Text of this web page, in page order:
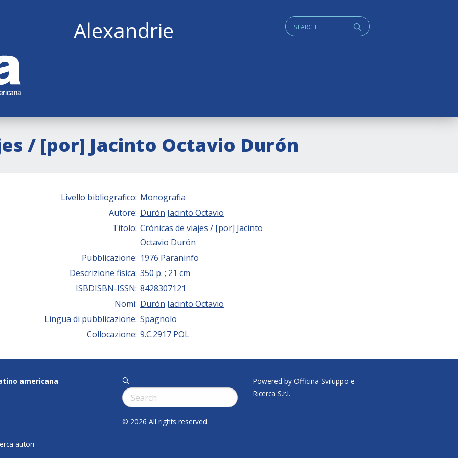
Alexandrie q
Cerca:
/ [por] Jacinto Octavio Durón
Livello bibliografico: Monografia
Autore: Durón Jacinto Octavio
Titolo: Crónicas de viajes / [por] Jacinto
Octavio Durón
Pubblicazione: 1976 Paraninfo
Descrizione fisica: 350 p. ; 21 cm
ISBDISBN-ISSN: 8428307121
Nomi: Durón Jacinto Octavio
Lingua di pubblicazione: Spagnolo
Collocazione: 9.C.2917 POL
americana
autori
q
Cerca:
© 2026 All rights reserved.
Powered by Officina Sviluppo e
Ricerca S.r.l.